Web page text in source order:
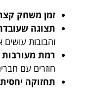
זמן משחק
תצוגה
והבובות
רמת מעורבות
חוזרים עם
תחזוקה